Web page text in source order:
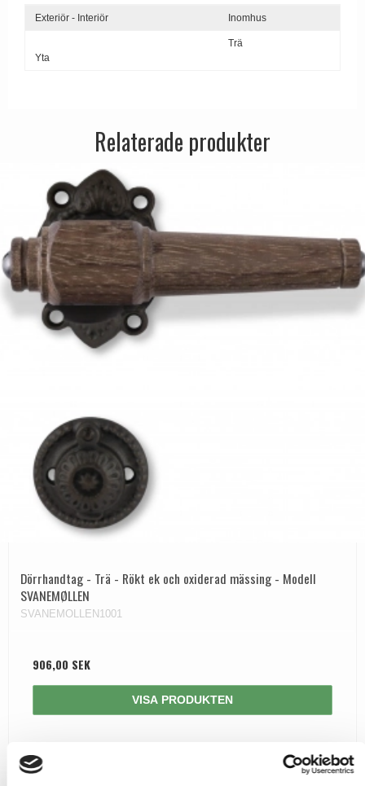
Exteriör - Interiör Inomhus
Yta
Trä
Relaterade produkter
Dörrhandtag - Trä - Rökt ek och oxiderad mässing - Modell
SVANEMØLLEN
SVANEMOLLEN1001
906,00 SEK
VISA PRODUKTEN